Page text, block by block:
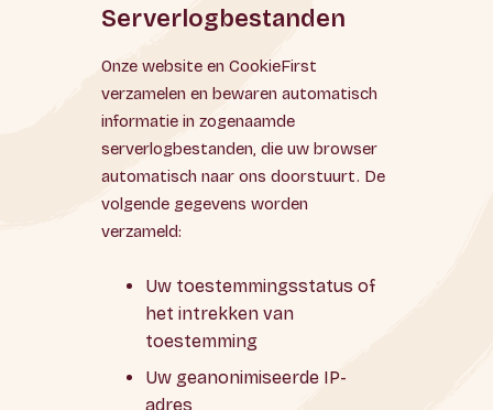
Serverlogbestanden
Onze website en CookieFirst
verzamelen en bewaren automatisch
informatie in zogenaamde
serverlogbestanden, die uw browser
automatisch naar ons doorstuurt. De
volgende gegevens worden
verzameld:
Uw toestemmingsstatus of
het intrekken van
toestemming
Uw geanonimiseerde IP-
adres